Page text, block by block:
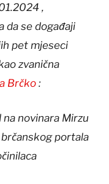
,
da se događaji
pet mjeseci
zvanična
Brčko :
novinara Mirzu
portala